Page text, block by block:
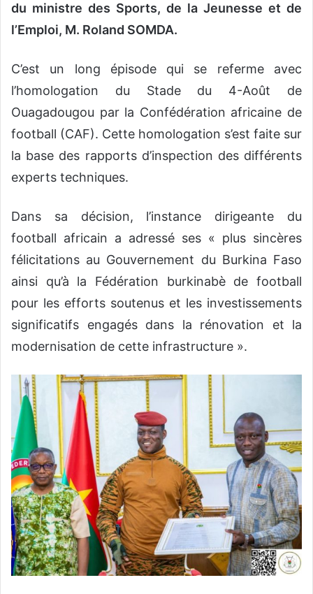
du ministre des Sports, de la Jeunesse et de
l’Emploi, M. Roland SOMDA.
C’est un long épisode qui se referme avec
l’homologation du Stade du 4-Août de
Ouagadougou par la Confédération africaine de
football (CAF). Cette homologation s’est faite sur
la base des rapports d’inspection des différents
experts techniques.
Dans sa décision, l’instance dirigeante du
football africain a adressé ses « plus sincères
félicitations au Gouvernement du Burkina Faso
ainsi qu’à la Fédération burkinabè de football
pour les efforts soutenus et les investissements
significatifs engagés dans la rénovation et la
modernisation de cette infrastructure ».